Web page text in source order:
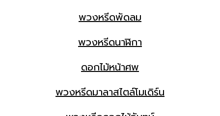
พวงหรีดพัดลม
พวงหรีดนาฬิกา
ดอกไม้หน้าศพ
พวงหรีดมาลาสไตล์โมเดิร์น